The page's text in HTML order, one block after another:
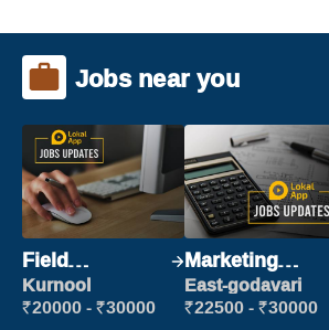
Jobs near you
Field
Marketing
Executive
Kurnool
₹20000 - ₹30000
Marketing
Executive
East-godavari
₹22500 - ₹30000